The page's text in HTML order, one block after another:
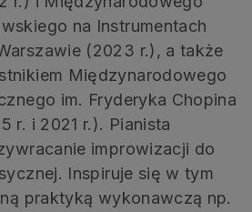
na Instrumentach
(2023 r.), a także
Międzynarodowego
im. Fryderyka Chopina
r. i 2021 r.). Pianista
improwizacji do
Inspiruje się w tym
praktyką wykonawczą np.